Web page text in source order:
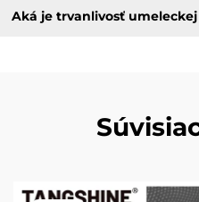
Aká je trvanlivosť